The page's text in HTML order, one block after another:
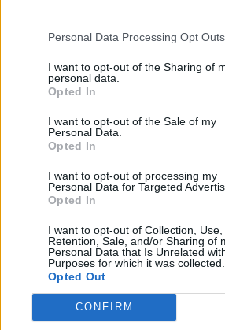
Personal Data Processing Opt Outs
I want to opt-out of the Sharing of
personal data.
Opted In
I want to opt-out of the Sale of my
Personal Data.
Opted In
I want to opt-out of processing my
Personal Data for Targeted
Opted In
I want to opt-out of Collection, Use,
Retention, Sale, and/or Sharing of
Personal Data that Is Unrelated
Purposes for which it was collected.
Opted Out
CONFIRM
πρόγραμμα.
σύγχρονα μέσα, δεν σταματάμε να
καθημερινό αγώνα για μια
Το έργο μας συνεχίζεται», δήλωσε
Δήμαρχος Αχαρνών.